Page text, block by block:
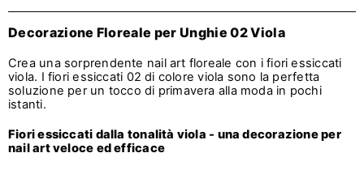
Decorazione Floreale per Unghie 02 Viola
Crea una sorprendente nail art floreale con i fiori essiccati
viola. I fiori essiccati 02 di colore viola sono la perfetta
soluzione per un tocco di primavera alla moda in pochi
istanti.
Fiori essiccati dalla tonalità viola - una decorazione per
nail art veloce ed efficace